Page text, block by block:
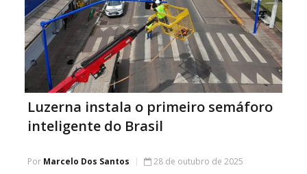
Luzerna instala o primeiro semáforo
inteligente do Brasil
Por Marcelo Dos Santos 28 de outubro de 2025